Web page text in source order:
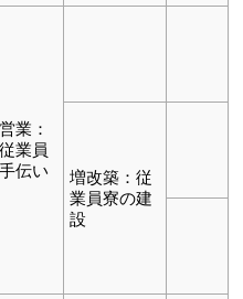
営業：
従業員
手伝い
増改築：従
業員寮の建
設